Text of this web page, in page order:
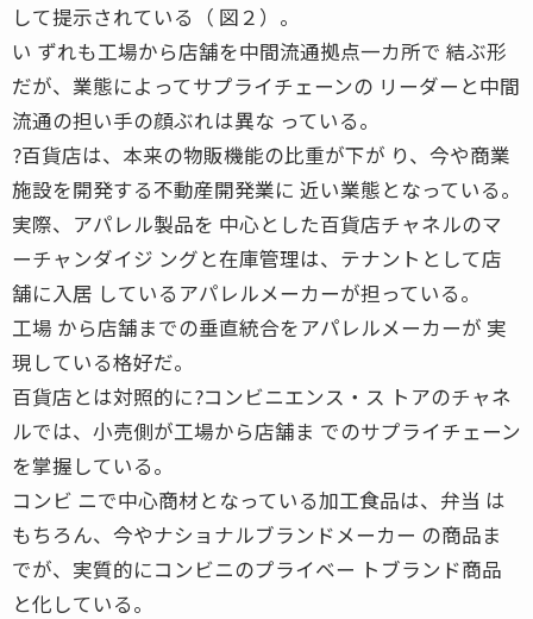
して提示されている（ 図２）。
い ずれも工場から店舗を中間流通拠点一カ所で 結ぶ形
だが、業態によってサプライチェーンの リーダーと中間
流通の担い手の顔ぶれは異な っている。
?百貨店は、本来の物販機能の比重が下が り、今や商業
施設を開発する不動産開発業に 近い業態となっている。
実際、アパレル製品を 中心とした百貨店チャネルのマ
ーチャンダイジ ングと在庫管理は、テナントとして店
舗に入居 しているアパレルメーカーが担っている。
工場 から店舗までの垂直統合をアパレルメーカーが 実
現している格好だ。
百貨店とは対照的に?コンビニエンス・ス トアのチャネ
ルでは、小売側が工場から店舗ま でのサプライチェーン
を掌握している。
コンビ ニで中心商材となっている加工食品は、弁当 は
もちろん、今やナショナルブランドメーカー の商品ま
でが、実質的にコンビニのプライベー トブランド商品
と化している。